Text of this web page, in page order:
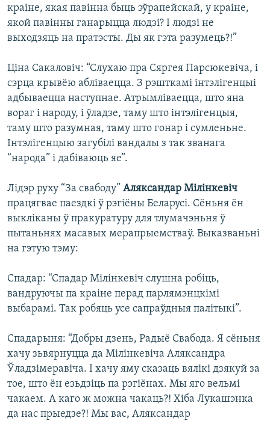
краіне, якая павінна быць эўрапейскай, у краіне,
якой павінны ганарыцца людзі? І людзі не
выходзяць на пратэсты. Ды як гэта разумець?!”
Ціна Сакаловіч: “Слухаю пра Сяргея Парсюкевіча, і
сэрца крывёю абліваецца. З рэшткамі інтэлігенцыі
адбываецца наступнае. Атрымліваецца, што яна
вораг і народу, і ўладзе, таму што інтэлігенцыя,
таму што разумная, таму што гонар і сумленьне.
Інтэлігенцыю загубілі вандалы з так званага
“народа” і дабіваюць яе”.
Лідэр руху “За свабоду” Аляксандар Мілінкевіч
працягвае паездкі ў рэгіёны Беларусі. Сёньня ён
выкліканы ў пракуратуру для тлумачэньня ў
пытаньнях масавых мерапрыемстваў. Выказваньні
на гэтую тэму:
Спадар: “Спадар Мілінкевіч слушна робіць,
вандруючы па краіне перад парлямэнцкімі
выбарамі. Так робяць усе сапраўдныя палітыкі”.
Спадарыня: “Добры дзень, Радыё Свабода. Я сёньня
хачу зьвярнуцца да Мілінкевіча Аляксандра
Ўладзімеравіча. І хачу яму сказаць вялікі дзякуй за
тое, што ён езьдзіць па рэгіёнах. Мы яго вельмі
чакаем. А каго ж можна чакаць?! Хіба Лукашэнка
да нас прыедзе?! Мы вас, Аляксандар